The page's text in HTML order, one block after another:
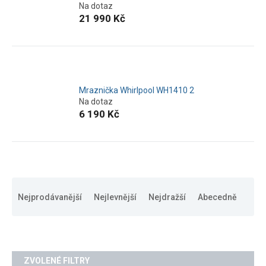
Na dotaz
21 990 Kč
Mraznička Whirlpool WH1410 2
Na dotaz
6 190 Kč
a
í
Nejprodávanější Nejlevnější Nejdražší Abecedně